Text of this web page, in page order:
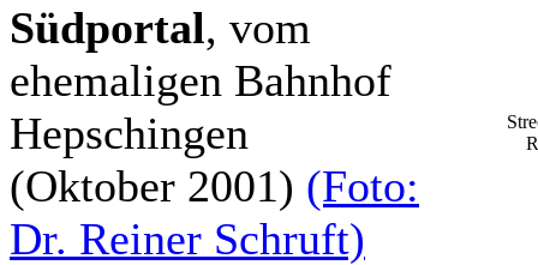
Südportal, vom
ehemaligen Bahnhof
Hepschingen
(Oktober 2001) (Foto:
Dr. Reiner Schruft)